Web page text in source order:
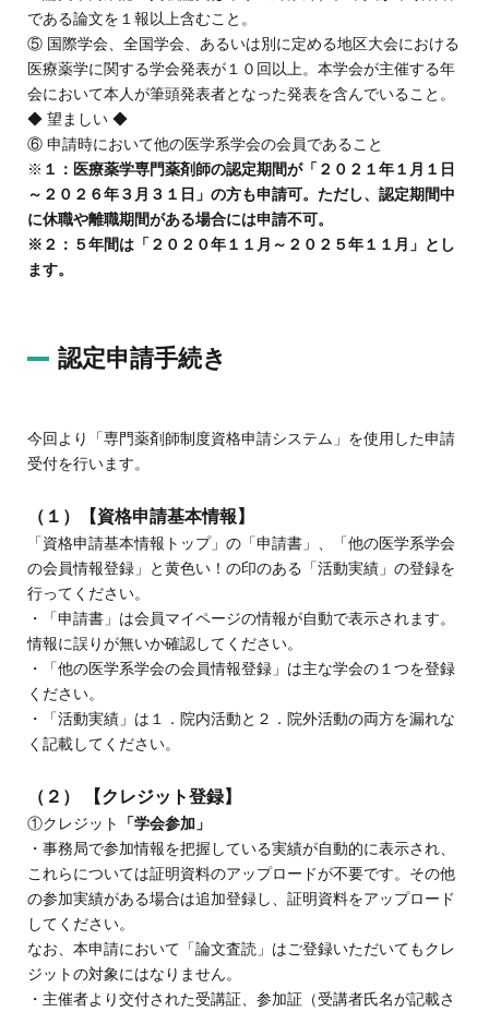
である論文を１報以上含むこと。
⑤ 国際学会、全国学会、あるいは別に定める地区大会における
医療薬学に関する学会発表が１０回以上。本学会が主催する年
会において本人が筆頭発表者となった発表を含んでいること。
◆ 望ましい ◆
⑥ 申請時において他の医学系学会の会員であること
※ １：医療薬学専門薬剤師の認定期間が「２０２１年１月１日
～２０２６年３月３１日」の方も申請可。ただし、認定期間中
に休職や離職期間がある場合には申請不可。
※２：５年間は「２０２０年１１月～２０２５年１１月」とし
ます。
認定申請手続き
今回より「専門薬剤師制度資格申請システム」を使用した申請
受付を行います。
（１） 【資格申請基本情報】
「資格申請基本情報トップ」の「申請書」、「他の医学系学会
の会員情報登録」と黄色い！の印のある「活動実績」の登録を
行ってください。
・「申請書」は会員マイページの情報が自動で表示されます。
情報に誤りが無いか確認してください。
・「他の医学系学会の会員情報登録」は主な学会の１つを登録
ください。
・「活動実績」は１．院内活動と２．院外活動の両方を漏れな
く記載してください。
（２） 【クレジット登録】
①クレジット
「学会参加」
・事務局で参加情報を把握している実績が自動的に表示され、
これらについては証明資料のアップロードが不要です。その他
の参加実績がある場合は追加登録し、証明資料をアップロード
してください。
なお、本申請において「論文査読」はご登録いただいてもクレ
ジットの対象にはなりません。
・主催者より交付された受講証、参加証（受講者氏名が記載さ